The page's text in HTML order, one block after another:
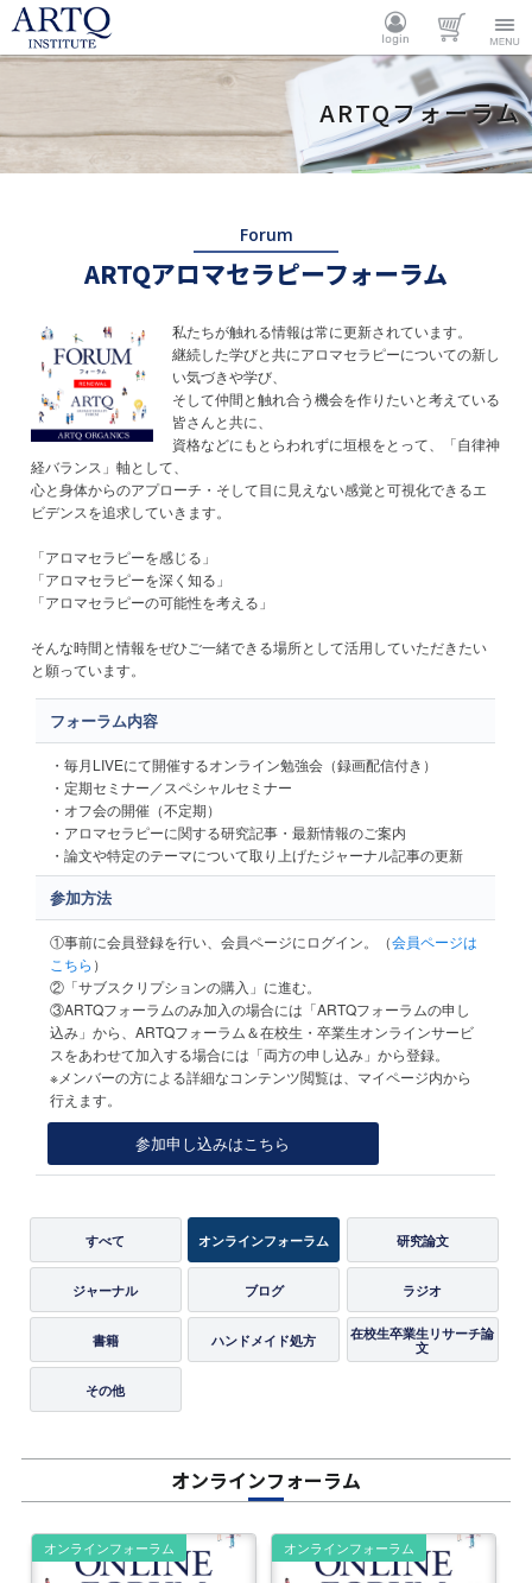
ARTQ
INSTITUTE
Menu
カート
ログイ
ン
ARTQフォーラム
Forum
ARTQアロマセラピーフォーラム
私たちが触れる情報は常に更新されています。
継続した学びと共にアロマセラピーについての新し
い気づきや学び、
そして仲間と触れ合う機会を作りたいと考えている
皆さんと共に、
資格などにもとらわれずに垣根をとって、「自律神
経バランス」軸として、
心と身体からのアプローチ・そして目に見えない感覚と可視化できるエ
ビデンスを追求していきます。
「アロマセラピーを感じる」
「アロマセラピーを深く知る」
「アロマセラピーの可能性を考える」
そんな時間と情報をぜひご一緒できる場所として活用していただきたい
と願っています。
フォーラム内容
・毎月LIVEにて開催するオンライン勉強会（録画配信付き）
・定期セミナー／スペシャルセミナー
・オフ会の開催（不定期）
・アロマセラピーに関する研究記事・最新情報のご案内
・論文や特定のテーマについて取り上げたジャーナル記事の更新
参加方法
①事前に会員登録を行い、会員ページにログイン。（会員ページは
こちら ）
②「サブスクリプションの購入」に進む。
③ARTQフォーラムのみ加入の場合には「ARTQフォーラムの申し
込み」から、ARTQフォーラム＆在校生・卒業生オンラインサービ
スをあわせて加入する場合には「両方の申し込み」から登録。
※メンバーの方による詳細なコンテンツ閲覧は、マイページ内から
行えます。
参加申し込みはこちら
すべて オンラインフォーラム 研究論文
ジャーナル ブログ ラジオ
書籍 ハンドメイド処方
在校生卒業生リサーチ論
文
その他
オンラインフォーラム
オンラインフォーラム オンラインフォーラム